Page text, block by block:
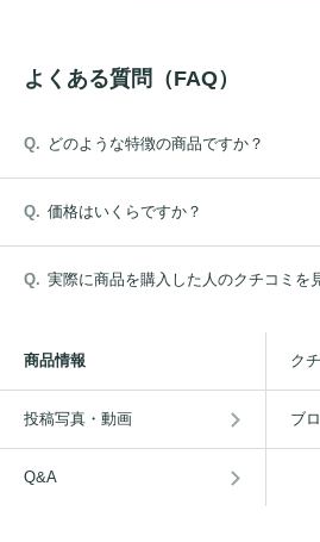
よくある質問（FAQ）
どのような特徴の商品ですか？
価格はいくらですか？
実際に商品を購入した人のクチコミを
商品情報 ク
投稿写真・動画 ブ
Q&A